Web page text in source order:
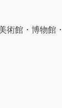
術館・博物館